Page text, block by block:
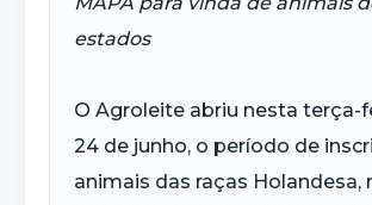
estados
O Agroleite abriu nesta terça-
24 de junho, o período de
animais das raças Holandesa,